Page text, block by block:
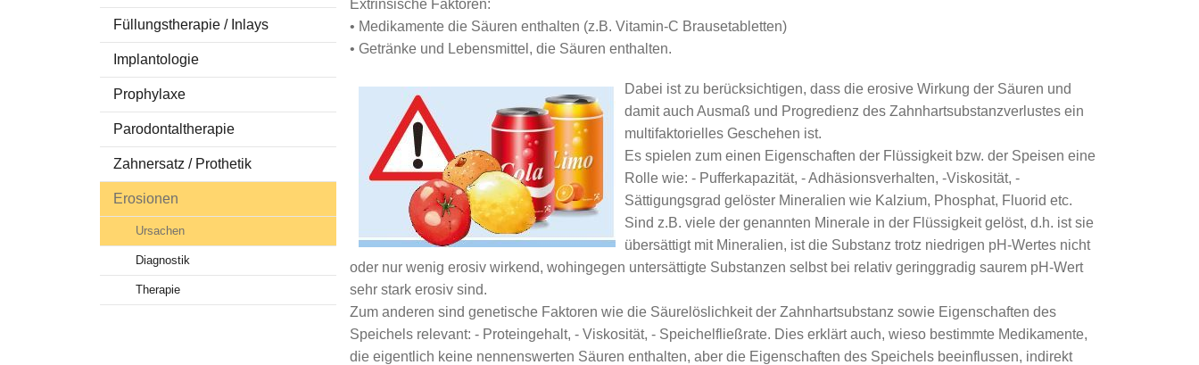
Stellenangebot
Fr. Titman
Fr. Ramirez-Tarricone
Zahnersatz / Prothetik
Kariesfrüherkennung
Gold-Inlays
Keramische Inlays
3-D-Diagnostik
Prognose & Risiken
Vor- und Nachteile von Zahnimplantaten
Pflege
Schwangere
Kinder
Möglichkeiten der Diagnostik
Systematische Parodontaltherapie
Zahnersatz / Prothetik
Festsitzend
Kombiniert
Erosionen
Ursachen
Therapie
Füllungstherapie / Inlays
Implantologie
Prophylaxe
Parodontaltherapie
Zahnersatz / Prothetik
Erosionen
Ursachen
Diagnostik
Therapie
Extrinsische Faktoren:
• Medikamente die Säuren enthalten (z.B. Vitamin-C Brausetabletten)
• Getränke und Lebensmittel, die Säuren enthalten.
Dabei ist zu berücksichtigen, dass die erosive Wirkung der Säuren und
damit auch Ausmaß und Progredienz des Zahnhartsubstanzverlustes ein
multifaktorielles Geschehen ist.
Es spielen zum einen Eigenschaften der Flüssigkeit bzw. der Speisen eine
Rolle wie: - Pufferkapazität, - Adhäsionsverhalten, -Viskosität, -
Sättigungsgrad gelöster Mineralien wie Kalzium, Phosphat, Fluorid etc.
Sind z.B. viele der genannten Minerale in der Flüssigkeit gelöst, d.h. ist sie
übersättigt mit Mineralien, ist die Substanz trotz niedrigen pH-Wertes nicht
oder nur wenig erosiv wirkend, wohingegen untersättigte Substanzen selbst bei relativ geringgradig saurem pH-Wert
sehr stark erosiv sind.
Zum anderen sind genetische Faktoren wie die Säurelöslichkeit der Zahnhartsubstanz sowie Eigenschaften des
Speichels relevant: - Proteingehalt, - Viskosität, - Speichelfließrate. Dies erklärt auch, wieso bestimmte Medikamente,
die eigentlich keine nennenswerten Säuren enthalten, aber die Eigenschaften des Speichels beeinflussen, indirekt